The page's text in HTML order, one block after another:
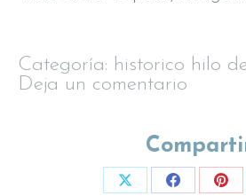
Categoría: historico hilo
Deja un comentario
Share
Share